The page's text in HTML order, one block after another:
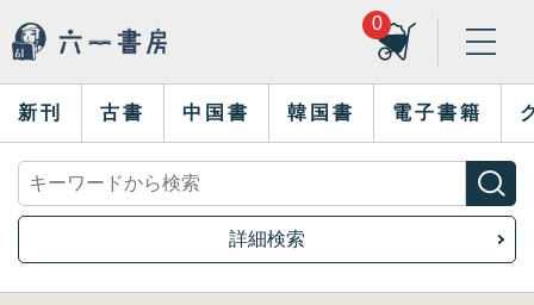
0
新刊 古書 中国書 韓国書 電子書籍
詳細検索